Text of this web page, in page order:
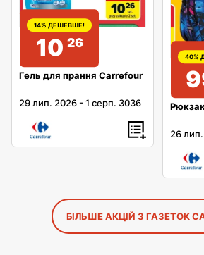
14% ДЕШЕВШЕ!
10 26
Гель для прання Carrefour
29 лип. 2026 -1 серп. 3036
40%
26 лип.
БІЛЬШЕ АКЦІЙ З ГАЗЕТОК